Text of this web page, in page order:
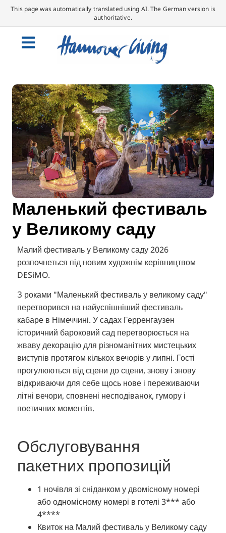
This page was automatically translated using AI. The German version is
authoritative.
Маленький фестиваль
у Великому саду
Малий фестиваль у Великому саду 2026
розпочнеться під новим художнім керівництвом
DESiMO.
З роками "Маленький фестиваль у великому саду"
перетворився на найуспішніший фестиваль
кабаре в Німеччині. У садах Герренгаузен
історичний бароковий сад перетворюється на
жваву декорацію для різноманітних мистецьких
виступів протягом кількох вечорів у липні. Гості
прогулюються від сцени до сцени, знову і знову
відкриваючи для себе щось нове і переживаючи
літні вечори, сповнені несподіванок, гумору і
поетичних моментів.
Обслуговування
пакетних пропозицій
1 ночівля зі сніданком у двомісному номері
або одномісному номері в готелі 3*** або
4****
Квиток на Малий фестиваль у Великому саду